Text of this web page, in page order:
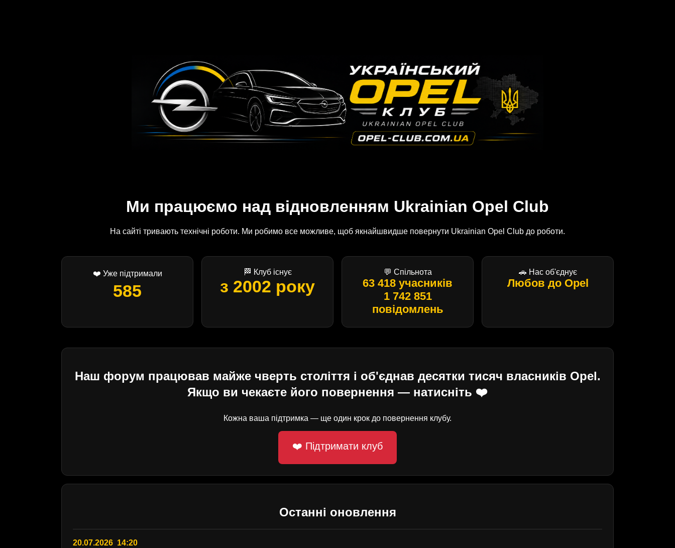
Ми працюємо над відновленням Ukrainian Opel Club
На сайті тривають технічні роботи. Ми робимо все можливе, щоб якнайшвидше повернути Ukrainian Opel Club до роботи.
❤️ Уже підтримали
585
🏁 Клуб існує
з 2002 року
💬 Спільнота
63 418 учасників
1 742 851
повідомлень
🚗 Нас об'єднує
Любов до Opel
Наш форум працював майже чверть століття і об'єднав десятки тисяч власників Opel.
Якщо ви чекаєте його повернення — натисніть ❤️
Кожна ваша підтримка — ще один крок до повернення клубу.
❤️ Підтримати клуб
Останні оновлення
20.07.2026 14:20